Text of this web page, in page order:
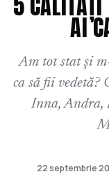
AI
Am tot stat și
ca să fii vedetă?
Inna, Andra,
22 septembrie